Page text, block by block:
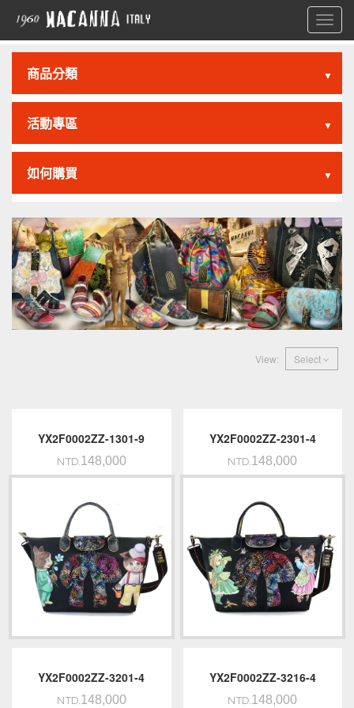
商品分類 ▼
活動專區 ▼
如何購買 ▼
View: Select
YX2F0002ZZ-1301-9
NTD.148,000
YX2F0002ZZ-2301-4
NTD.148,000
YX2F0002ZZ-3201-4
NTD.148,000
YX2F0002ZZ-3216-4
NTD.148,000